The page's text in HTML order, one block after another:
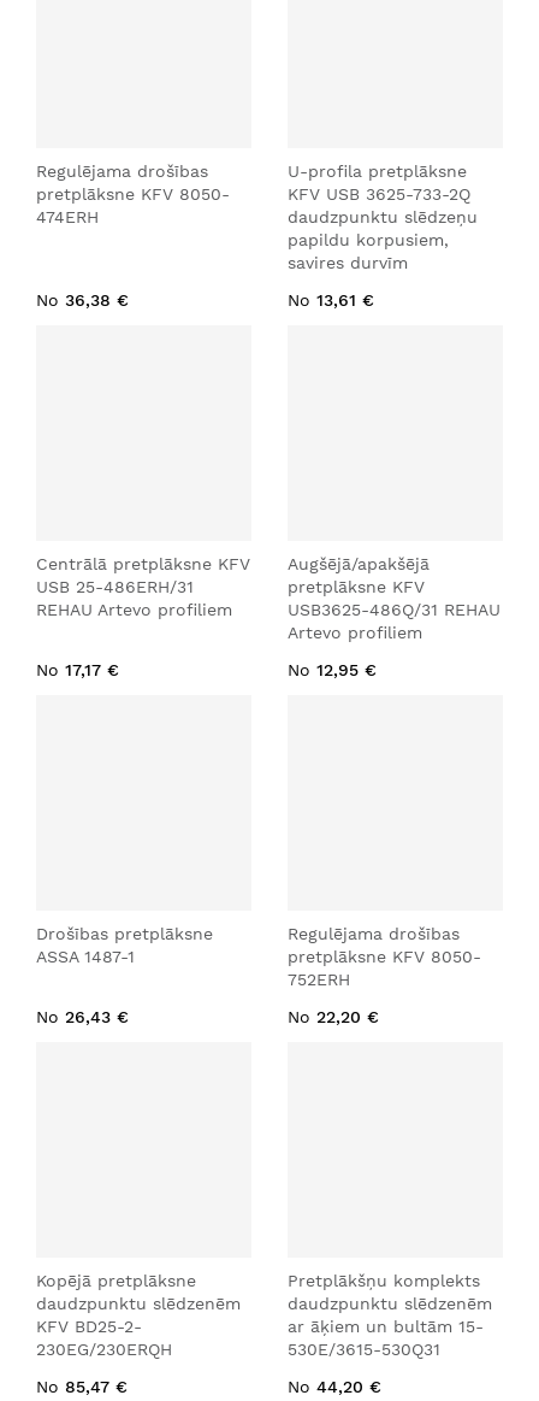
Regulējama drošības
pretplāksne KFV 8050-
474ERH
No 36,38 €
U-profila pretplāksne
KFV USB 3625-733-2Q
daudzpunktu slēdzeņu
papildu korpusiem,
savires durvīm
No 13,61 €
Centrālā pretplāksne KFV
USB 25-486ERH/31
REHAU Artevo profiliem
No 17,17 €
Augšējā/apakšējā
pretplāksne KFV
USB3625-486Q/31 REHAU
Artevo profiliem
No 12,95 €
Drošības pretplāksne
ASSA 1487-1
No 26,43 €
Regulējama drošības
pretplāksne KFV 8050-
752ERH
No 22,20 €
Kopējā pretplāksne
daudzpunktu slēdzenēm
KFV BD25-2-
230EG/230ERQH
No 85,47 €
Pretplākšņu komplekts
daudzpunktu slēdzenēm
ar āķiem un bultām 15-
530E/3615-530Q31
No 44,20 €